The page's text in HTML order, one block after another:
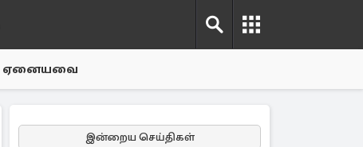
ஏனையவை
இன்றைய செய்திகள்